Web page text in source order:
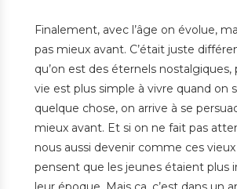
Finalement, avec l’âge on évolue,
pas mieux avant. C’était juste
qu’on est des éternels nostalgiques,
vie est plus simple à vivre quand on
quelque chose, on arrive à se
mieux avant. Et si on ne fait pas
nous aussi devenir comme ces
pensent que les jeunes étaient plus